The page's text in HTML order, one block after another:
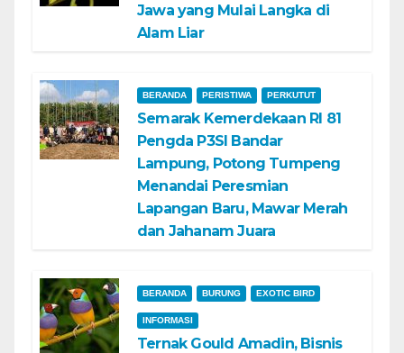
Jawa yang Mulai Langka di
Alam Liar
BERANDA PERISTIWA PERKUTUT
Semarak Kemerdekaan RI 81
Pengda P3SI Bandar
Lampung, Potong Tumpeng
Menandai Peresmian
Lapangan Baru, Mawar Merah
dan Jahanam Juara
BERANDA BURUNG EXOTIC BIRD
INFORMASI
Ternak Gould Amadin, Bisnis